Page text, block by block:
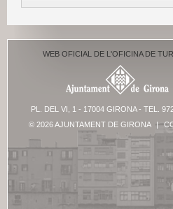
WEB OFICIAL DE L'OFICINA DE
PL. DEL VI, 1 - 17004 GIRONA - TEL.
© 2026 AJUNTAMENT DE GIRONA |